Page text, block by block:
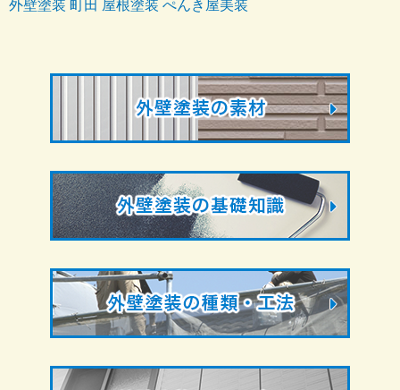
外壁塗装 町田 屋根塗装 ぺんき屋美装